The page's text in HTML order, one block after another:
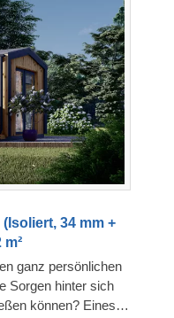
34 mm +
ganz persönlichen
Sorgen hinter sich
können? Eines